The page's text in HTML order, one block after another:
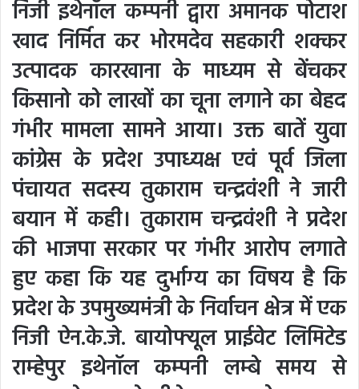
निजी इथेनॉल कम्पनी द्वारा अमानक पोटाश
खाद निर्मित कर भोरमदेव सहकारी शक्कर
उत्पादक कारखाना के माध्यम से बेंचकर
किसानो को लाखों का चूना लगाने का बेहद
गंभीर मामला सामने आया। उक्त बातें युवा
कांग्रेस के प्रदेश उपाध्यक्ष एवं पूर्व जिला
पंचायत सदस्य तुकाराम चन्द्रवंशी ने जारी
बयान में कही। तुकाराम चन्द्रवंशी ने प्रदेश
की भाजपा सरकार पर गंभीर आरोप लगाते
हुए कहा कि यह दुर्भाग्य का विषय है कि
प्रदेश के उपमुख्यमंत्री के निर्वाचन क्षेत्र में एक
निजी ऐन.के.जे. बायोफ्यूल प्राईवेट लिमिटेड
राम्हेपुर इथेनॉल कम्पनी लम्बे समय से